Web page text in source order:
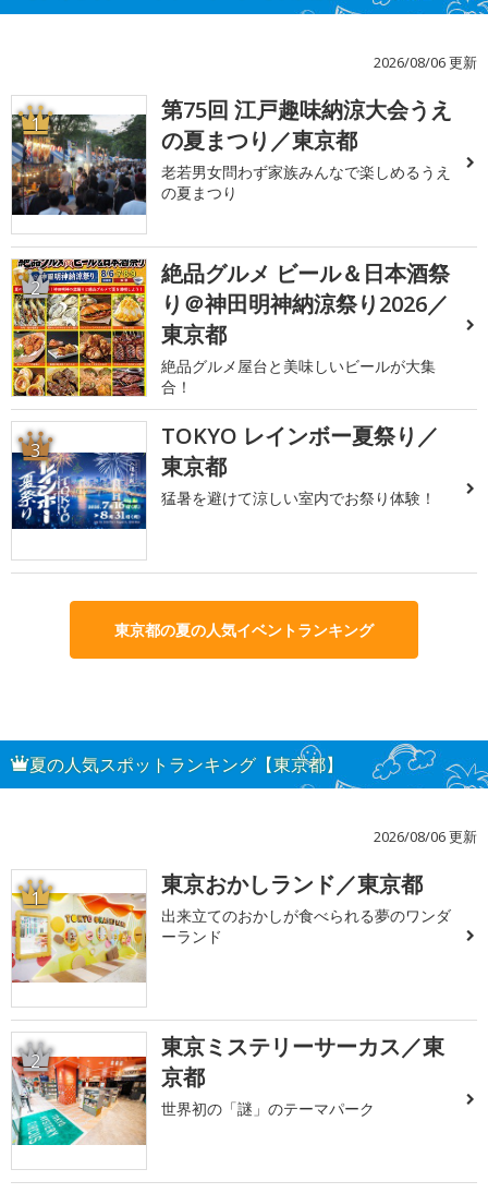
2026/08/06 更新
1
第75回 江戸趣味納涼大会うえ
の夏まつり／東京都
老若男女問わず家族みんなで楽しめるうえ
の夏まつり
2
絶品グルメ ビール＆日本酒祭
り＠神田明神納涼祭り2026／
東京都
絶品グルメ屋台と美味しいビールが大集
合！
3
TOKYO レインボー夏祭り／
東京都
猛暑を避けて涼しい室内でお祭り体験！
東京都の夏の人気イベントランキング
夏の人気スポットランキング【東京都】
2026/08/06 更新
1 東京おかしランド／東京都
出来立てのおかしが食べられる夢のワンダ
ーランド
2
東京ミステリーサーカス／東
京都
世界初の「謎」のテーマパーク